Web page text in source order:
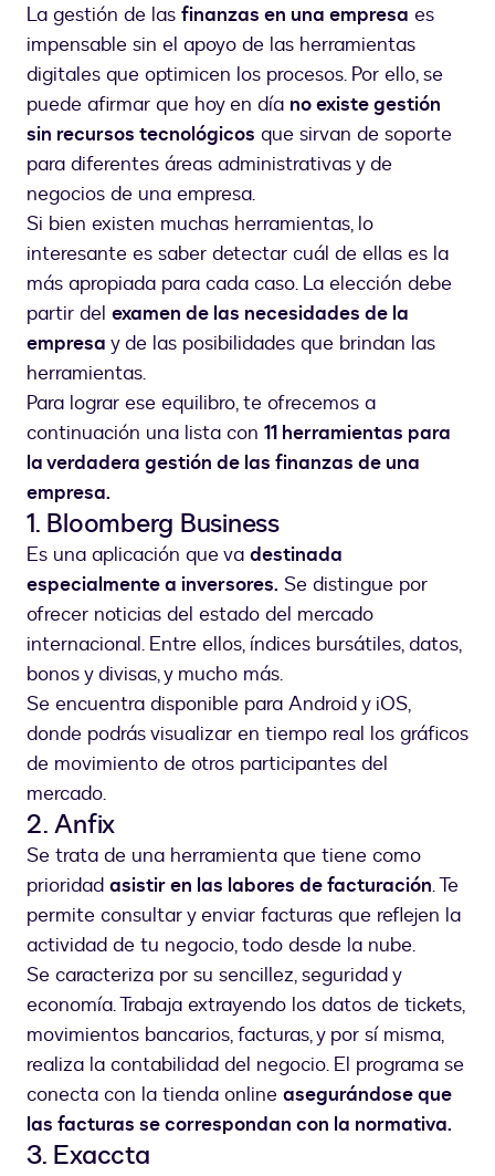
La gestión de las finanzas en una empresa es
impensable sin el apoyo de las herramientas
digitales que optimicen los procesos. Por ello, se
puede afirmar que hoy en día no existe gestión
sin recursos tecnológicos que sirvan de soporte
para diferentes áreas administrativas y de
negocios de una empresa.
Si bien existen muchas herramientas, lo
interesante es saber detectar cuál de ellas es la
más apropiada para cada caso. La elección debe
partir del examen de las necesidades de la
empresa y de las posibilidades que brindan las
herramientas.
Para lograr ese equilibro, te ofrecemos a
continuación una lista con 11 herramientas para
la verdadera gestión de las finanzas de una
empresa.
1. Bloomberg Business
Es una aplicación que va destinada
especialmente a inversores. Se distingue por
ofrecer noticias del estado del mercado
internacional. Entre ellos, índices bursátiles, datos,
bonos y divisas, y mucho más.
Se encuentra disponible para Android y iOS,
donde podrás visualizar en tiempo real los gráficos
de movimiento de otros participantes del
mercado.
2. Anfix
Se trata de una herramienta que tiene como
prioridad asistir en las labores de facturación. Te
permite consultar y enviar facturas que reflejen la
actividad de tu negocio, todo desde la nube.
Se caracteriza por su sencillez, seguridad y
economía. Trabaja extrayendo los datos de tickets,
movimientos bancarios, facturas, y por sí misma,
realiza la contabilidad del negocio. El programa se
conecta con la tienda online asegurándose que
las facturas se correspondan con la normativa.
3. Exaccta